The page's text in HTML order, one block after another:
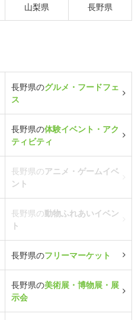
山梨県 長野県
長野県のグルメ・フードフェ
ス
長野県の体験イベント・アク
ティビティ
長野県のアニメ・ゲームイベ
ント
長野県の動物ふれあいイベン
ト
長野県のフリーマーケット
長野県の美術展・博物展・展
示会